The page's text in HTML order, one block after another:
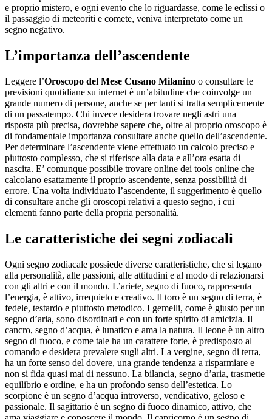
e proprio mistero, e ogni evento che lo riguardasse, come le eclissi o
il passaggio di meteoriti e comete, veniva interpretato come un
segno negativo.
L’importanza dell’ascendente
Leggere l’Oroscopo del Mese Cusano Milanino o consultare le
previsioni quotidiane su internet è un’abitudine che coinvolge un
grande numero di persone, anche se per tanti si tratta semplicemente
di un passatempo. Chi invece desidera trovare negli astri una
risposta più precisa, dovrebbe sapere che, oltre al proprio oroscopo è
di fondamentale importanza consultare anche quello dell’ascendente.
Per determinare l’ascendente viene effettuato un calcolo preciso e
piuttosto complesso, che si riferisce alla data e all’ora esatta di
nascita. E’ comunque possibile trovare online dei tools online che
calcolano esattamente il proprio ascendente, senza possibilità di
errore. Una volta individuato l’ascendente, il suggerimento è quello
di consultare anche gli oroscopi relativi a questo segno, i cui
elementi fanno parte della propria personalità.
Le caratteristiche dei segni zodiacali
Ogni segno zodiacale possiede diverse caratteristiche, che si legano
alla personalità, alle passioni, alle attitudini e al modo di relazionarsi
con gli altri e con il mondo. L’ariete, segno di fuoco, rappresenta
l’energia, è attivo, irrequieto e creativo. Il toro è un segno di terra, è
fedele, testardo e piuttosto metodico. I gemelli, come è giusto per un
segno d’aria, sono disordinati e con un forte spirito di amicizia. Il
cancro, segno d’acqua, è lunatico e ama la natura. Il leone è un altro
segno di fuoco, e come tale ha un carattere forte, è predisposto al
comando e desidera prevalere sugli altri. La vergine, segno di terra,
ha un forte senso del dovere, una grande tendenza a risparmiare e
non si fida quasi mai di nessuno. La bilancia, segno d’aria, trasmette
equilibrio e ordine, e ha un profondo senso dell’estetica. Lo
scorpione è un segno d’acqua introverso, vendicativo, geloso e
passionale. Il sagittario è un segno di fuoco dinamico, attivo, che